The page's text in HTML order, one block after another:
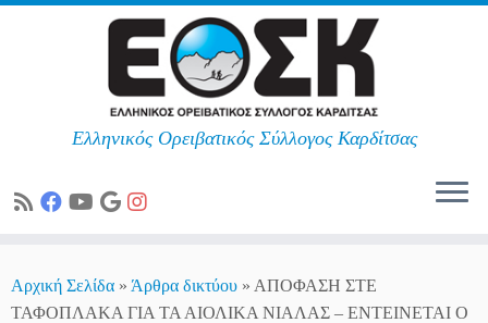
content
Ελληνικός Ορειβατικός Σύλλογος Καρδίτσας
Αρχική Σελίδα » Άρθρα δικτύου » ΑΠΟΦΑΣΗ ΣΤΕ
ΤΑΦΟΠΛΑΚΑ ΓΙΑ ΤΑ ΑΙΟΛΙΚΑ ΝΙΑΛΑΣ – ΕΝΤΕΙΝΕΤΑΙ Ο